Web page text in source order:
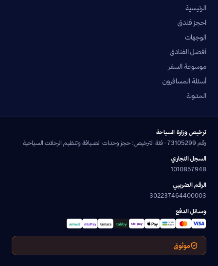
الرئيسية
احجز فندق
الوجهات
أفضل الفنادق
موسوعة السفر
أسئلة المسافرون
المدونة
ترخيص وزارة السياحة
رقم 73105299 · فئة الترخيص: حجز وحدات الضيافة وتنظيم الرحلات السياحية
السجل التجاري
1010857948
الرقم الضريبي
302237464400003
وسائل الدفع
موثوق